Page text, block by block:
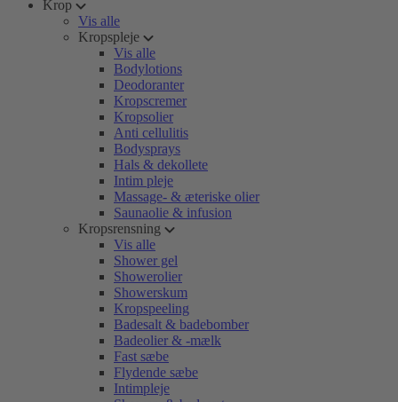
Krop
Vis alle
Kropspleje
Vis alle
Bodylotions
Deodoranter
Kropscremer
Kropsolier
Anti cellulitis
Bodysprays
Hals & dekollete
Intim pleje
Massage- & æteriske olier
Saunaolie & infusion
Kropsrensning
Vis alle
Shower gel
Showerolier
Showerskum
Kropspeeling
Badesalt & badebomber
Badeolier & -mælk
Fast sæbe
Flydende sæbe
Intimpleje